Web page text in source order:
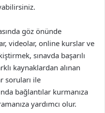
göz önünde
videolar, online kurslar ve
sınavda başarılı
kaynaklardan alınan
soruları ile
bağlantılar kurmanıza
yardımcı olur.